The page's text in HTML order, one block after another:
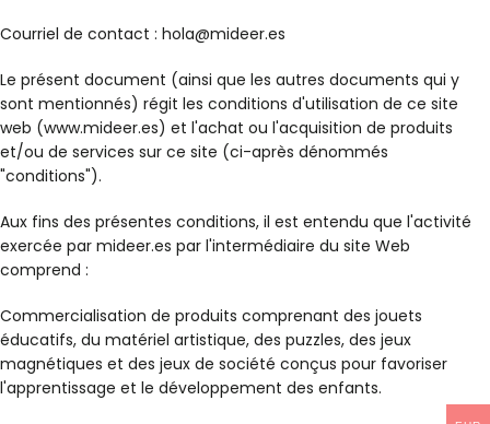
Courriel de contact : hola@mideer.es
Le présent document (ainsi que les autres documents qui y
sont mentionnés) régit les conditions d'utilisation de ce site
web (www.mideer.es) et l'achat ou l'acquisition de produits
et/ou de services sur ce site (ci-après dénommés
"conditions").
Aux fins des présentes conditions, il est entendu que l'activité
exercée par mideer.es par l'intermédiaire du site Web
comprend :
Commercialisation de produits comprenant des jouets
éducatifs, du matériel artistique, des puzzles, des jeux
magnétiques et des jeux de société conçus pour favoriser
l'apprentissage et le développement des enfants.